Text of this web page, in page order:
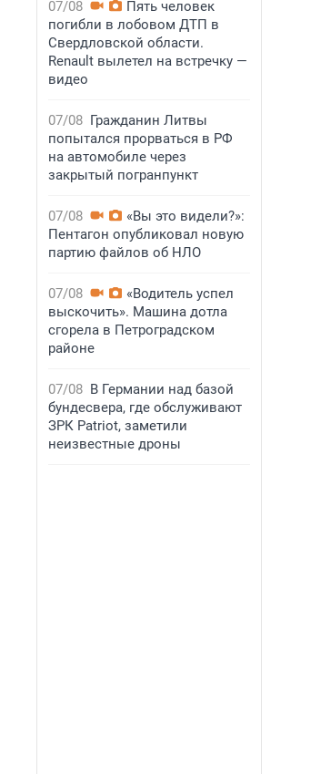
07/08
Пять человек
погибли в лобовом ДТП в
Свердловской области.
Renault вылетел на встречку —
видео
07/08 Гражданин Литвы
попытался прорваться в РФ
на автомобиле через
закрытый погранпункт
07/08
«Вы это видели?»:
Пентагон опубликовал новую
партию файлов об НЛО
07/08
«Водитель успел
выскочить». Машина дотла
сгорела в Петроградском
районе
07/08 В Германии над базой
бундесвера, где обслуживают
ЗРК Patriot, заметили
неизвестные дроны